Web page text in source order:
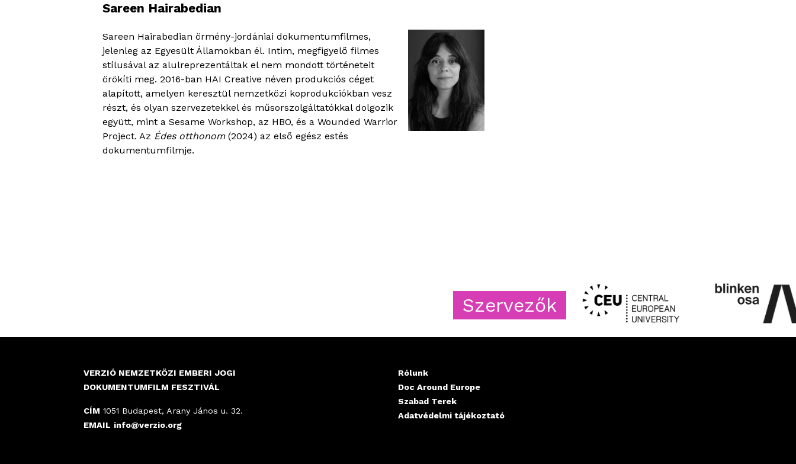
Sareen Hairabedian
Sareen Hairabedian örmény-jordániai dokumentumfilmes,
jelenleg az Egyesült Államokban él. Intim, megfigyelő filmes
stílusával az alulreprezentáltak el nem mondott történeteit
örökíti meg. 2016-ban HAI Creative néven produkciós céget
alapított, amelyen keresztül nemzetközi koprodukciókban vesz
részt, és olyan szervezetekkel és műsorszolgáltatókkal dolgozik
együtt, mint a Sesame Workshop, az HBO, és a Wounded Warrior
Project. Az Édes otthonom(2024) az első egész estés
dokumentumfilmje.
Szervezők
VERZIÓ NEMZETKÖZI EMBERI JOGI
DOKUMENTUMFILM FESZTIVÁL
CÍM 1051 Budapest, Arany János u. 32.
EMAIL info@verzio.org
Rólunk
Doc Around Europe
Szabad Terek
Adatvédelmi tájékoztató